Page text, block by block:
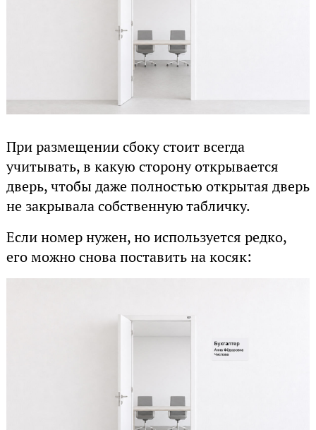
При размещении сбоку стоит всегда
учитывать, в какую сторону открывается
дверь, чтобы даже полностью открытая дверь
не закрывала собственную табличку.
Если номер нужен, но используется редко,
его можно снова поставить на косяк: